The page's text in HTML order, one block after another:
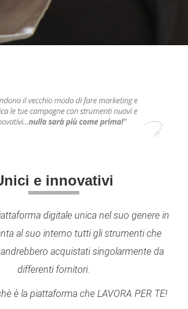
e innovativi
digitale unica nel suo genere in
al suo interno tutti gli strumenti che
acquistati singolarmente da
differenti fornitori.
è la piattaforma che LAVORA PER TE!